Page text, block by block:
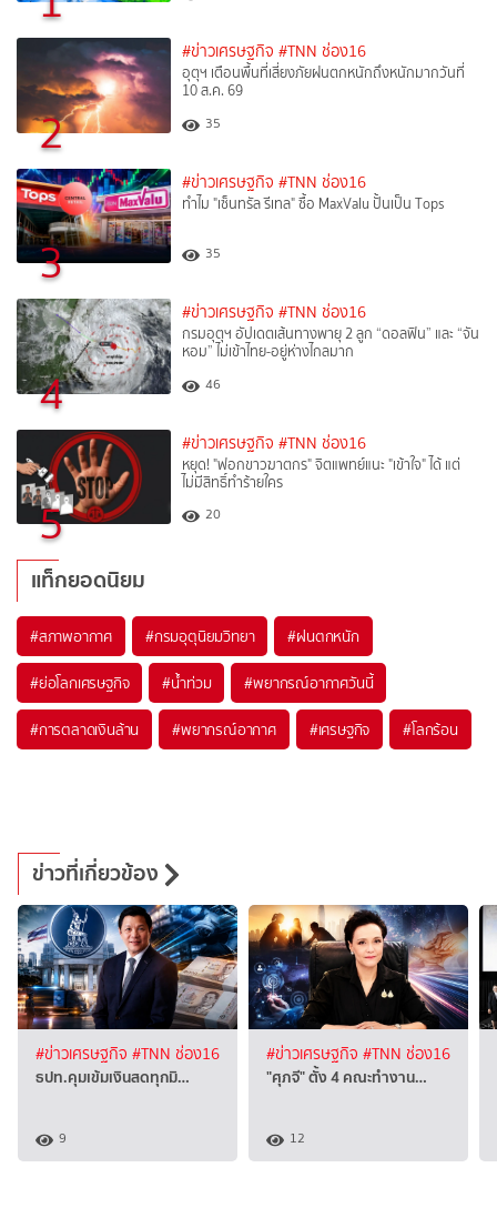
2
#ข่าวเศรษฐกิจ #TNN ช่อง16
อุตุฯ เตือนพื้นที่เสี่ยงภัยฝนตกหนักถึงหนักมากวันที่
10 ส.ค. 69
35
3
#ข่าวเศรษฐกิจ #TNN ช่อง16
ทำไม "เซ็นทรัล รีเทล" ซื้อ MaxValu ปั้นเป็น Tops
35
4
#ข่าวเศรษฐกิจ #TNN ช่อง16
กรมอุตุฯ อัปเดตเส้นทางพายุ 2 ลูก “ดอลฟิน” และ “จัน
หอม” ไม่เข้าไทย-อยู่ห่างไกลมาก
46
5
#ข่าวเศรษฐกิจ #TNN ช่อง16
หยุด! "ฟอกขาวฆาตกร" จิตแพทย์แนะ "เข้าใจ" ได้ แต่
ไม่มีสิทธิ์ทำร้ายใคร
20
แท็กยอดนิยม
#สภาพอากาศ #กรมอุตุนิยมวิทยา #ฝนตกหนัก
#ย่อโลกเศรษฐกิจ #น้ำท่วม #พยากรณ์อากาศวันนี้
#การตลาดเงินล้าน #พยากรณ์อากาศ #เศรษฐกิจ #โลกร้อน
ข่าวที่เกี่ยวข้อง
#ข่าวเศรษฐกิจ #TNN ช่อง16
ธปท.คุมเข้มเงินสดทุกมิ…
9
#ข่าวเศรษฐกิจ #TNN ช่อง16
"ศุภจี" ตั้ง 4 คณะทำงาน…
12